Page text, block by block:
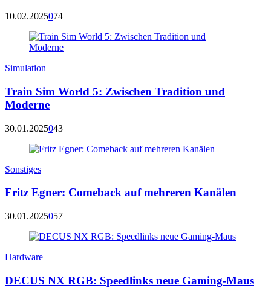
10.02.2025074
Simulation
Train Sim World 5: Zwischen Tradition und
Moderne
30.01.2025043
Sonstiges
Fritz Egner: Comeback auf mehreren Kanälen
30.01.2025057
Hardware
DECUS NX RGB: Speedlinks neue Gaming-Maus